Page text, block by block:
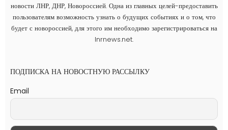
новости ЛНР, ДНР, Новороссией. Одна из главных целей-предоставить
пользователям возможность узнать о будущих событиях и о том, что
будет с новороссией, для этого им необходимо зарегистрироваться на
lnrnews.net.
ПОДПИСКА НА НОВОСТНУЮ РАССЫЛКУ
Email